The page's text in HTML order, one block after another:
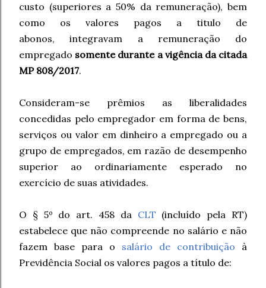
custo (superiores a 50% da remuneração), bem
como os valores pagos a titulo de
abonos, integravam a remuneração do
empregado somentedurante a vigência da citada
MP 808/2017.
Consideram-se prêmios as liberalidades
concedidas pelo empregador em forma de bens,
serviços ou valor em dinheiro a empregado ou a
grupo de empregados, em razão de desempenho
superior ao ordinariamente esperado no
exercício de suas atividades.
O § 5º do art. 458 da CLT (incluído pela RT)
estabelece que não compreende no salário e não
fazem base para o salário de contribuição à
Previdência Social os valores pagos a título de: